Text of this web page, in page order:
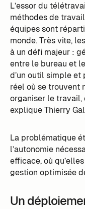
L’essor du
méthodes de
équipes sont
monde. Très vite,
à un défi majeur :
entre le bureau et
d’un outil simple
réel où se trouvent
organiser le travail,
explique Thierry
La problématique
l’autonomie
efficace, où
gestion optimisée
Un